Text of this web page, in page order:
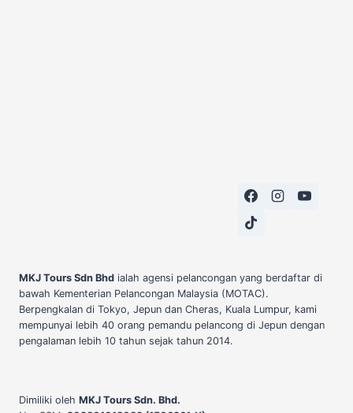
MKJ Tours Sdn Bhd ialah agensi pelancongan yang berdaftar di
bawah Kementerian Pelancongan Malaysia (MOTAC).
Berpengkalan di Tokyo, Jepun dan Cheras, Kuala Lumpur, kami
mempunyai lebih 40 orang pemandu pelancong di Jepun dengan
pengalaman lebih 10 tahun sejak tahun 2014.
Dimiliki oleh MKJ Tours Sdn. Bhd.